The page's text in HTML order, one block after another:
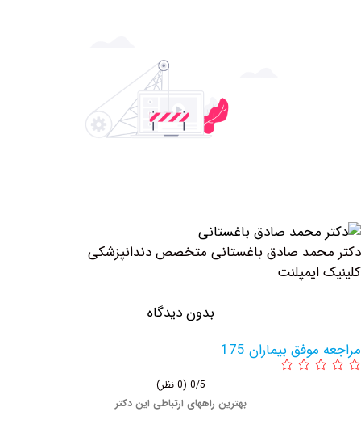
صادق باغستانی متخصص دندانپزشکی
بدون دیدگاه
بیماران 175
بهترین راههای ارتباطی این دکتر